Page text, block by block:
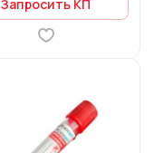
Запросить КП